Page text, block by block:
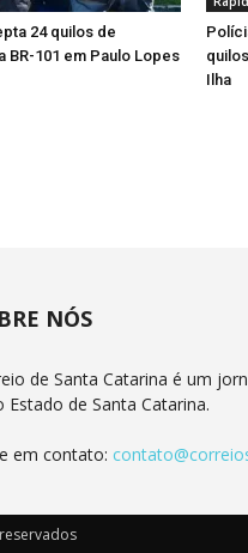
24 quilos de
BR-101 em Paulo Lopes
Ilha
NÓS
de Santa Catarina é um
Estado de Santa Catarina.
em contato: